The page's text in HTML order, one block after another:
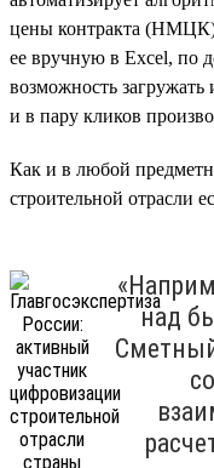
цены контракта
ее вручную в Excel, по
возможность
и в пару кликов
Как и в любой
строительной отрасли
над